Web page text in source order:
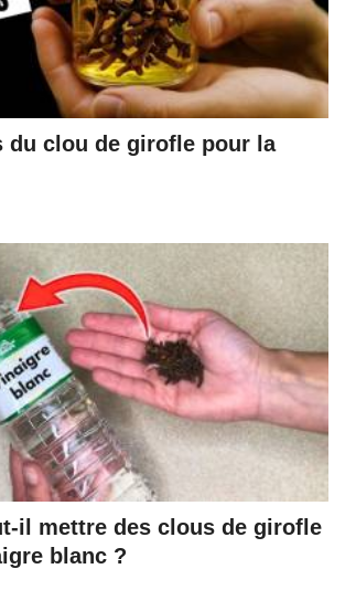
du clou de girofle pour la
il mettre des clous de girofle
blanc ?